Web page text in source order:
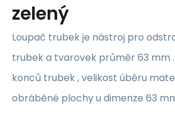
zelený
Loupač trubek je nástroj pro
trubek a tvarovek průměr 63 mm
konců trubek , velikost úběru
obráběné plochy u dimenze 63